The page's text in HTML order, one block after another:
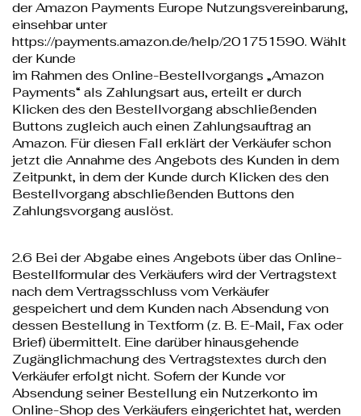
der Amazon Payments Europe Nutzungsvereinbarung,
einsehbar unter
https://payments.amazon.de/help/201751590. Wählt
der Kunde
im Rahmen des Online-Bestellvorgangs „Amazon
Payments“ als Zahlungsart aus, erteilt er durch
Klicken des den Bestellvorgang abschließenden
Buttons zugleich auch einen Zahlungsauftrag an
Amazon. Für diesen Fall erklärt der Verkäufer schon
jetzt die Annahme des Angebots des Kunden in dem
Zeitpunkt, in dem der Kunde durch Klicken des den
Bestellvorgang abschließenden Buttons den
Zahlungsvorgang auslöst.
2.6 Bei der Abgabe eines Angebots über das Online-
Bestellformular des Verkäufers wird der Vertragstext
nach dem Vertragsschluss vom Verkäufer
gespeichert und dem Kunden nach Absendung von
dessen Bestellung in Textform (z. B. E-Mail, Fax oder
Brief) übermittelt. Eine darüber hinausgehende
Zugänglichmachung des Vertragstextes durch den
Verkäufer erfolgt nicht. Sofern der Kunde vor
Absendung seiner Bestellung ein Nutzerkonto im
Online-Shop des Verkäufers eingerichtet hat, werden